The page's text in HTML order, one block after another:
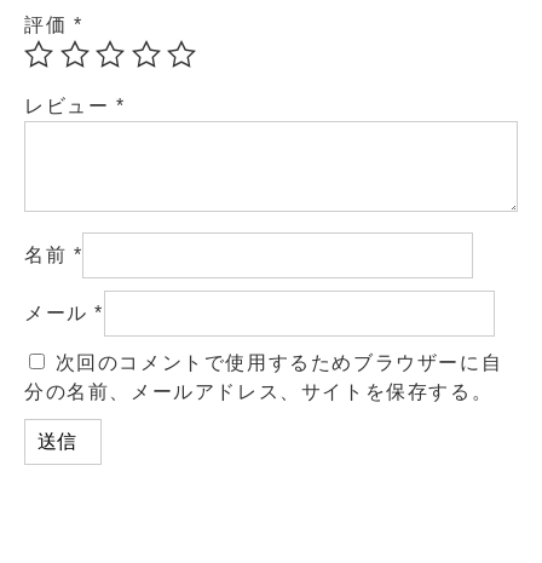
評価 *
レビュー *
名前 *
メール*
次回のコメントで使用するためブラウザーに自
分の名前、メールアドレス、サイトを保存する。